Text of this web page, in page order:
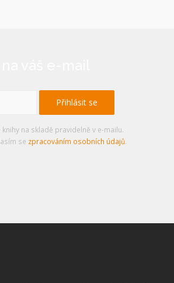
na skladě pravidelně v e-mailu.
se zpracováním osobních údajů.